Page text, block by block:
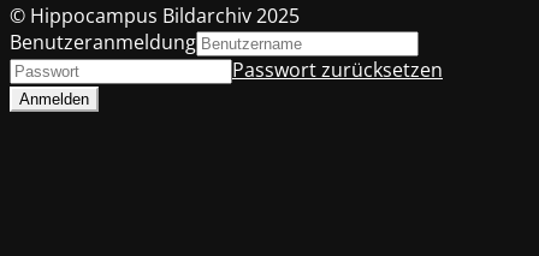
© Hippocampus Bildarchiv 2025
Benutzeranmeldung
Passwort zurücksetzen